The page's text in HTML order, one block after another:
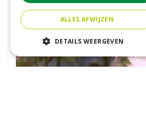
ALLES AFWIJZEN
DETAILS WEERGEVEN